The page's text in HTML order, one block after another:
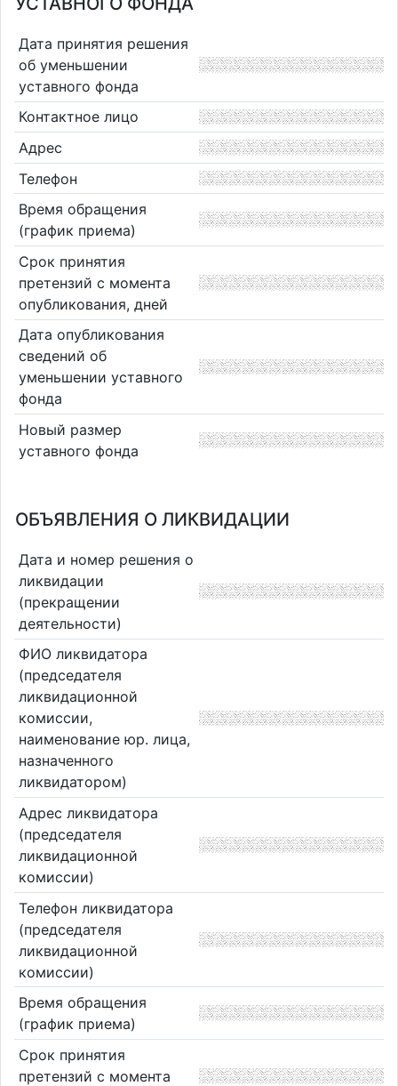
Дата принятия решения
об уменьшении
уставного фонда
Контактное лицо
Адрес
Телефон
Время обращения
(график приема)
Срок принятия
претензий с момента
опубликования, дней
Дата опубликования
сведений об
уменьшении уставного
фонда
Новый размер
уставного фонда
ОБЪЯВЛЕНИЯ О ЛИКВИДАЦИИ
Дата и номер решения о
ликвидации
(прекращении
деятельности)
ФИО ликвидатора
(председателя
ликвидационной
комиссии,
наименование юр. лица,
назначенного
ликвидатором)
Адрес ликвидатора
(председателя
ликвидационной
комиссии)
Телефон ликвидатора
(председателя
ликвидационной
комиссии)
Время обращения
(график приема)
Срок принятия
претензий с момента